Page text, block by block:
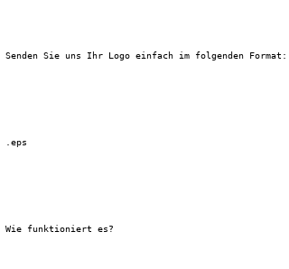
Senden Sie uns Ihr Logo einfach im folgenden Format:
.eps
Wie funktioniert es?